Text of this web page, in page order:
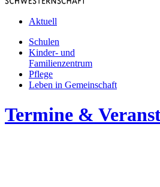
Aktuell
Schulen
Kinder- und
Familienzentrum
Pflege
Leben in Gemeinschaft
Termine &